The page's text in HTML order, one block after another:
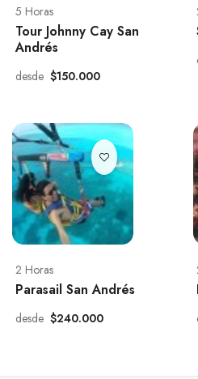
5 Horas
Tour Johnny Cay San
Andrés
desde $150.000
2 Horas
Parasail San Andrés
desde $240.000